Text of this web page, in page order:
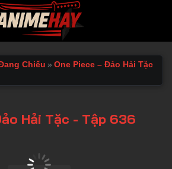
Chiếu » One Piece – Đảo Hải Tặc
Hải Tặc - Tập 636